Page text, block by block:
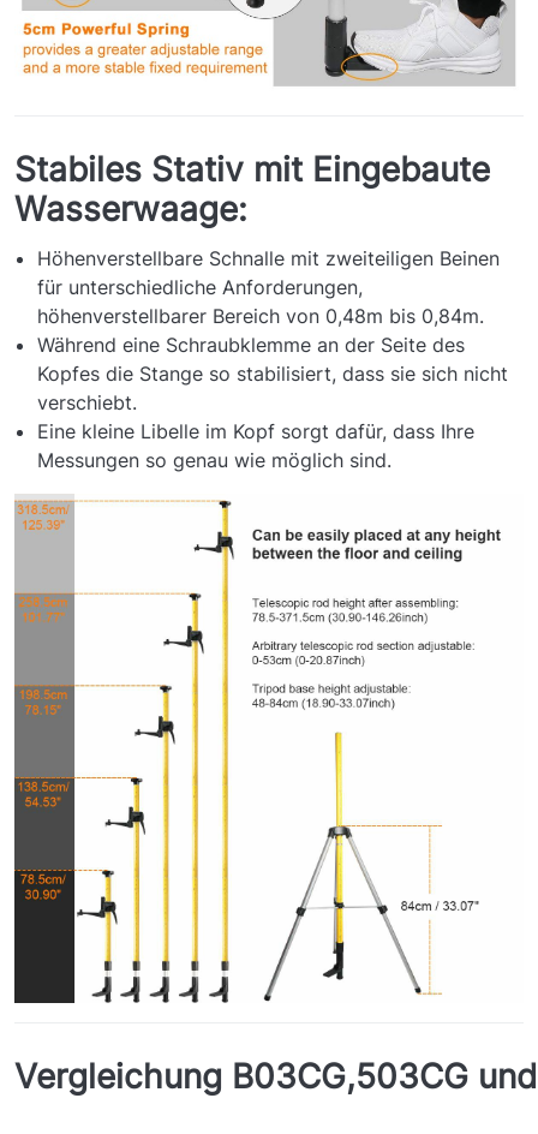
Stabiles Stativ mit Eingebaute
Wasserwaage:
Höhenverstellbare Schnalle mit zweiteiligen Beinen
für unterschiedliche Anforderungen,
höhenverstellbarer Bereich von 0,48m bis 0,84m.
Während eine Schraubklemme an der Seite des
Kopfes die Stange so stabilisiert, dass sie sich nicht
verschiebt.
Eine kleine Libelle im Kopf sorgt dafür, dass Ihre
Messungen so genau wie möglich sind.
Vergleichung B03CG,503CG